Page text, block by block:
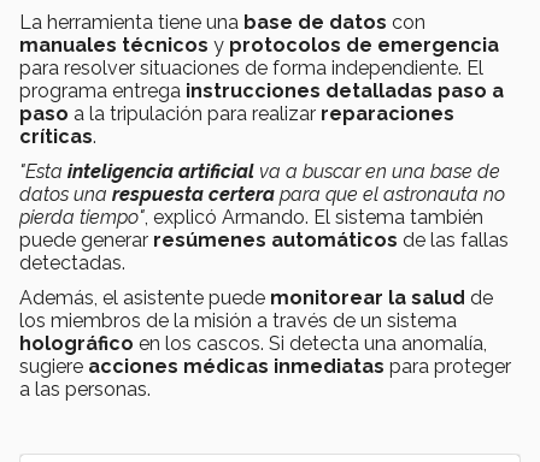
La herramienta tiene una base de datos con
manuales técnicos y protocolos de emergencia
para resolver situaciones de forma independiente. El
programa entrega instrucciones detalladas paso a
paso a la tripulación para realizar reparaciones
críticas.
"Esta inteligencia artificial va a buscar en una base de
datos una respuesta certera para que el astronauta no
pierda tiempo" , explicó Armando. El sistema también
puede generar resúmenes automáticos de las fallas
detectadas.
Además, el asistente puede monitorear la salud de
los miembros de la misión a través de un sistema
holográfico en los cascos. Si detecta una anomalía,
sugiere acciones médicas inmediatas para proteger
a las personas.